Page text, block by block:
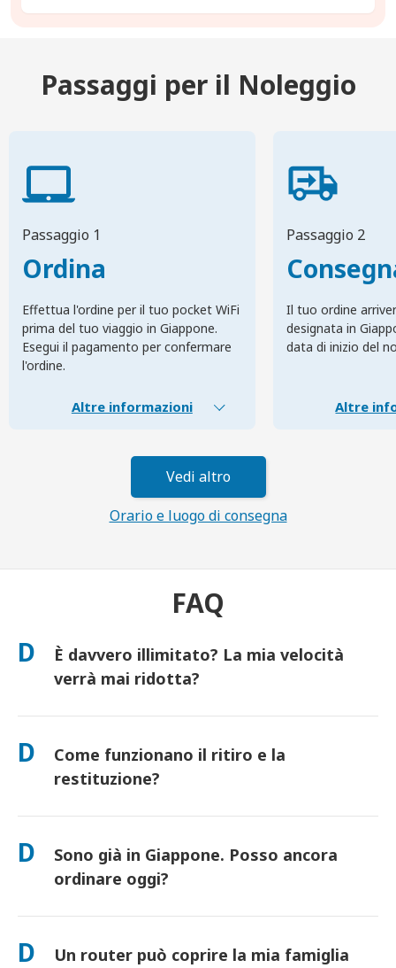
Passaggi per il Noleggio
Passaggio 1
Ordina
Effettua l'ordine per il tuo pocket WiFi
prima del tuo viaggio in Giappone.
Esegui il pagamento per confermare
l'ordine.
Altre informazioni
Passaggio 2
Il tuo ordine
designata in
data di inizio del
Altre
Vedi altro
Orario e luogo di consegna
FAQ
D
È davvero illimitato? La mia velocità
verrà mai ridotta?
Sì. È davvero illimitato e non applichiamo limiti di Fair Usage
tutti i dati che desideri, tutto il giorno. (Come ogni rete
mobile, la congestione temporanea dell'operatore può influire
sulla velocità). Se dovesse mai verificarsi una riduzione di
D
Come funzionano il ritiro e la
restituzione?
Ritira presso i principali aeroporti o scegli la consegna in
busta di reso prepagata: basta imbucarla in qualsiasi cassetta
postale in Giappone. Nessuna documentazione, nessuna fila
allo sportello.
D
Sono già in Giappone. Posso ancora
ordinare oggi?
Sì. È disponibile il ritiro in aeroporto in giornata. Per la
successivo. Se non sei sicuro, contattaci e confermeremo
D
Un router può coprire la mia famiglia